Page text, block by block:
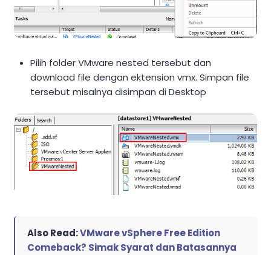
Pilih folder VMware nested tersebut dan
download file dengan ektension vmx. Simpan file
tersebut misalnya disimpan di Desktop
Also Read:VMware vSphere Free Edition
Comeback? Simak Syarat dan Batasannya